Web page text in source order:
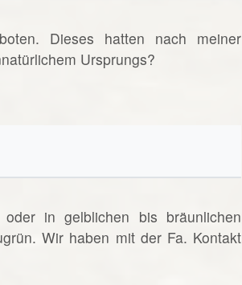
Dieses hatten nach meiner
Ursprungs?
in gelblichen bis bräunlichen
Wir haben mit der Fa. Kontakt